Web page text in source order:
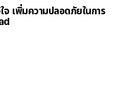
จ เพิ่มความปลอดภัยในการ